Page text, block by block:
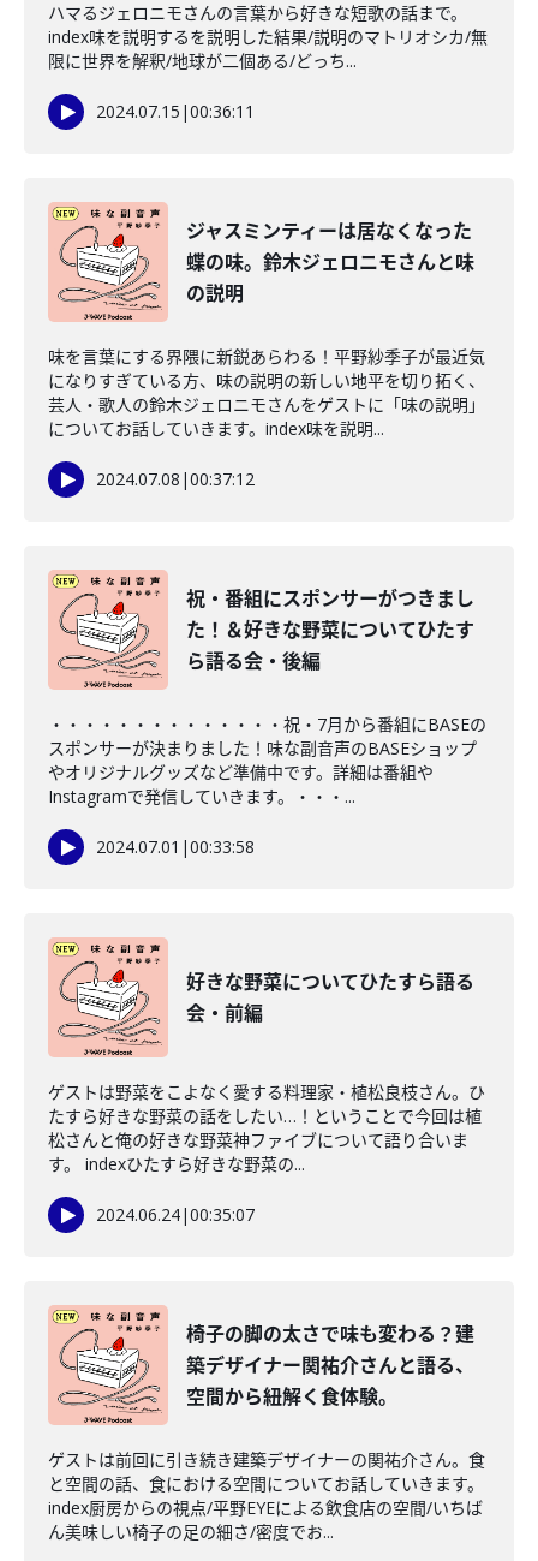
ハマるジェロニモさんの言葉から好きな短歌の話まで。
index味を説明するを説明した結果/説明のマトリオシカ/無
限に世界を解釈/地球が二個ある/どっち...
2024.07.15 |00:36:11
ジャスミンティーは居なくなった
蝶の味。鈴木ジェロニモさんと味
の説明
味を言葉にする界隈に新鋭あらわる！平野紗季子が最近気
になりすぎている方、味の説明の新しい地平を切り拓く、
芸人・歌人の鈴木ジェロニモさんをゲストに「味の説明」
についてお話していきます。index味を説明...
2024.07.08 |00:37:12
祝・番組にスポンサーがつきまし
た！＆好きな野菜についてひたす
ら語る会・後編
・・・・・・・・・・・・・・祝・7月から番組にBASEの
スポンサーが決まりました！味な副音声のBASEショップ
やオリジナルグッズなど準備中です。詳細は番組や
Instagramで発信していきます。・・・...
2024.07.01 |00:33:58
好きな野菜についてひたすら語る
会・前編
ゲストは野菜をこよなく愛する料理家・植松良枝さん。ひ
たすら好きな野菜の話をしたい…！ということで今回は植
松さんと俺の好きな野菜神ファイブについて語り合いま
す。 indexひたすら好きな野菜の...
2024.06.24|00:35:07
椅子の脚の太さで味も変わる？建
築デザイナー関祐介さんと語る、
空間から紐解く食体験。
ゲストは前回に引き続き建築デザイナーの関祐介さん。食
と空間の話、食における空間についてお話していきます。
index厨房からの視点/平野EYEによる飲食店の空間/いちば
ん美味しい椅子の足の細さ/密度でお...